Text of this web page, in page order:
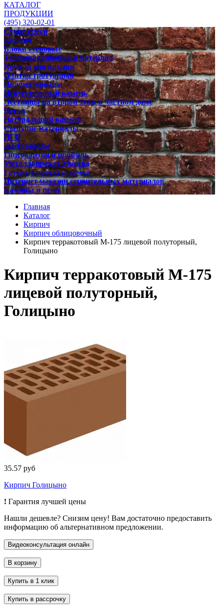
КАТАЛОГ
ПРОДУКЦИИ
(495) 320-02-01
Сухие смеси
Кирпич
Блоки стеновые
Теплоизоляционный материал
Кровля для крыши
Плитка тротуарная
Пиломатериалы
Искусственный камень
Лестницы на второй этаж в частном доме
Бетон
Натуральный камень
Сыпучие материалы
ПГП
ЖБИ заводы
Гипсокартон и профиль
Металлопрокат Москва
Готовые проекты домов
Интернет магазин строительных материалов
Камины и печи
Главная
Каталог
Кирпич
Кирпич облицовочный
Кирпич терракотовый М-175 лицевой полуторный,
Голицыно
Кирпич терракотовый М-175
лицевой полуторный,
Голицыно
35.57 руб
Кирпич Голицыно
! Гарантия лучшей цены
Нашли дешевле? Снизим цену! Вам достаточно предоставить
информацию об альтернативном предложении.